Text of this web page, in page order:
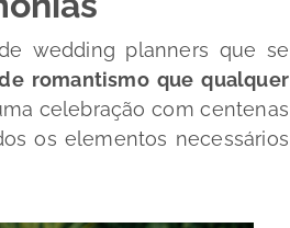
wedding planners que se
romantismo que qualquer
celebração com centenas
os elementos necessários